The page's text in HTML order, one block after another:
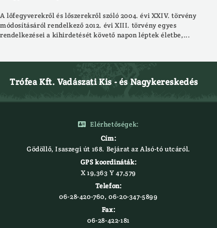
A lőfegyverekről és lőszerekről szóló 2004. évi XXIV. törvény
módosításáról rendelkező 2012. évi XIII. törvény egyes
rendelkezései a kihirdetését követő napon léptek életbe,...
Trófea Kft. Vadászati Kis - és Nagykereskedés

Elérhetőségek:
Cím:
Gödöllő, Isaszegi út 168. Bejárat az Alsó-tó utcáról.
GPS koordináták:
X 19,363 Y 47,579‍
Telefon:
06-28-420-760, 06-20-347-5899
Fax:
06-28-422-181